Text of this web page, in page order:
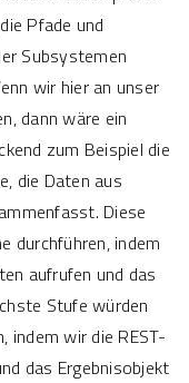
Pfade und
Subsystemen
wir hier an unser
dann wäre ein
zum Beispiel die
die Daten aus
Diese
durchführen, indem
aufrufen und das
Stufe würden
indem wir die REST-
das Ergebnisobjekt